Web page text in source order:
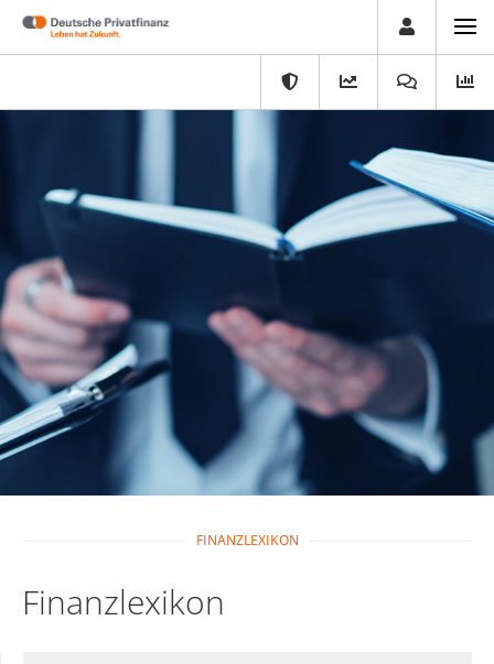
FINANZLEXIKON
Finanzlexikon